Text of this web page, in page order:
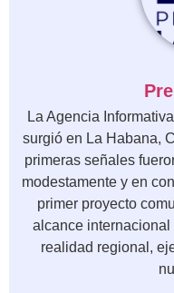
La Agencia
surgió en La Habana,
primeras señales
modestamente y en
primer proyecto
alcance
realidad regional,